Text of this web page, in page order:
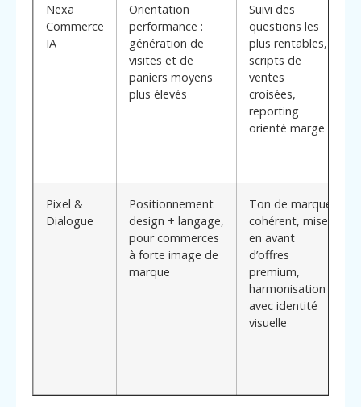
Nexa
Commerce
IA
Orientation
performance :
génération de
visites et de
paniers moyens
plus élevés
Suivi des
questions les
plus rentables,
scripts de
ventes
croisées,
reporting
orienté marge
Pixel &
Dialogue
Positionnement
design + langage,
pour commerces
à forte image de
marque
Ton de marque
cohérent, mises
en avant
d’offres
premium,
harmonisation
avec identité
visuelle